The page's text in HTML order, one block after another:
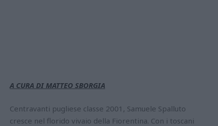
A CURA DI MATTEO SBORGIA
Centravanti pugliese classe 2001, Samuele Spalluto
cresce nel florido vivaio della Fiorentina. Con i toscani